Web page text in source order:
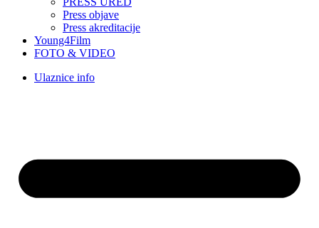
Press objave
Press akreditacije
Young4Film
FOTO & VIDEO
Ulaznice info